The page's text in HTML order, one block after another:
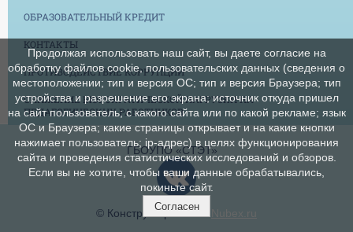
ОБРАЗОВАТЕЛЬНЫЙ КРЕДИТ
КОНТАКТЫ
ПРОТИВОДЕЙСТВИЕ КОРРУПЦИИ
СНИЖЕНИЕ БЮРОКРАТИЧЕСКОЙ НАГРУЗКИ НА
ПЕДАГОГИЧЕСКИХ РАБОТНИКОВ
ГБОУПО «СТЭТ»
© Конструктор сайтов Nubex.ru
Продолжая использовать наш сайт, вы даете согласие на
обработку файлов cookie, пользовательских данных (сведения о
местоположении; тип и версия ОС; тип и версия Браузера; тип
устройства и разрешение его экрана; источник откуда пришел
на сайт пользователь; с какого сайта или по какой рекламе; язык
ОС и Браузера; какие страницы открывает и на какие кнопки
нажимает пользователь; ip-адрес) в целях функционирования
сайта и проведения статистических исследований и обзоров.
Если вы не хотите, чтобы ваши данные обрабатывались,
покиньте сайт.
Согласен